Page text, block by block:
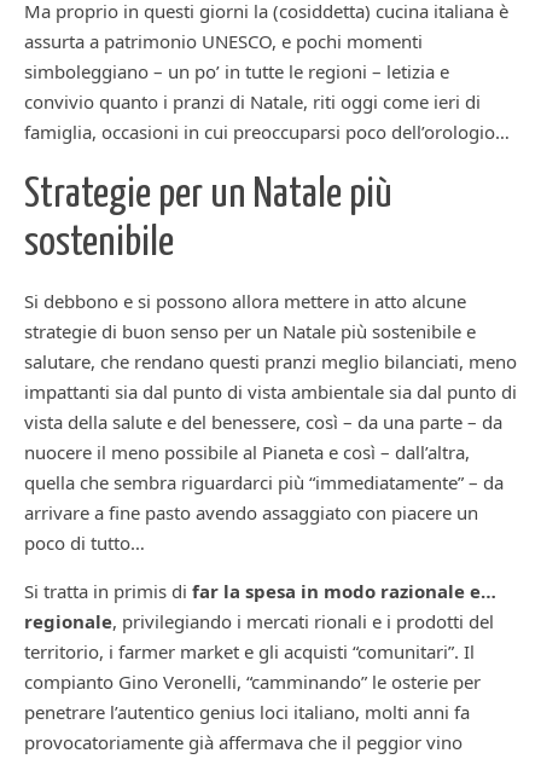
Ma proprio in questi giorni la (cosiddetta) cucina italiana è
assurta a patrimonio UNESCO, e pochi momenti
simboleggiano – un po’ in tutte le regioni – letizia e
convivio quanto i pranzi di Natale, riti oggi come ieri di
famiglia, occasioni in cui preoccuparsi poco dell’orologio…
Strategie per un Natale più
sostenibile
Si debbono e si possono allora mettere in atto alcune
strategie di buon senso per un Natale più sostenibile e
salutare, che rendano questi pranzi meglio bilanciati, meno
impattanti sia dal punto di vista ambientale sia dal punto di
vista della salute e del benessere, così – da una parte – da
nuocere il meno possibile al Pianeta e così – dall’altra,
quella che sembra riguardarci più “immediatamente” – da
arrivare a fine pasto avendo assaggiato con piacere un
poco di tutto…
Si tratta in primis di far la spesa in modo razionale e…
regionale, privilegiando i mercati rionali e i prodotti del
territorio, i farmer market e gli acquisti “comunitari”. Il
compianto Gino Veronelli, “camminando” le osterie per
penetrare l’autentico genius loci italiano, molti anni fa
provocatoriamente già affermava che il peggior vino